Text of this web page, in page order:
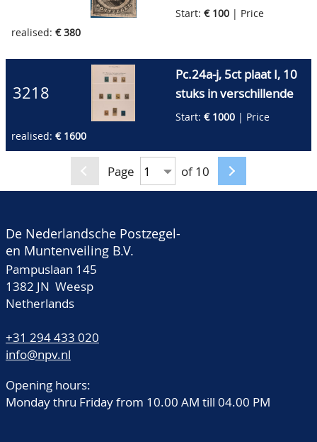
ongetand, ongebruikt
Start: € 100 | Price
realised: € 380
3218
Pc.24a-j, 5ct plaat I, 10
stuks in verschillende
kleuren en papier,
met gom, pracht ex.
(5.000pt.)
Start: € 1000 | Price
realised: € 1600
Page of 10
De Nederlandsche Postzegel-
en Muntenveiling B.V.
Pampuslaan 145
1382 JN Weesp
Netherlands
+31 294 433 020
info@npv.nl
Opening hours:
Monday thru Friday from 10.00 AM till 04.00 PM